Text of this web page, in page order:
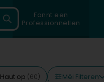
Fannt een
Professionnellen
Haut op (60) Méi Filteren